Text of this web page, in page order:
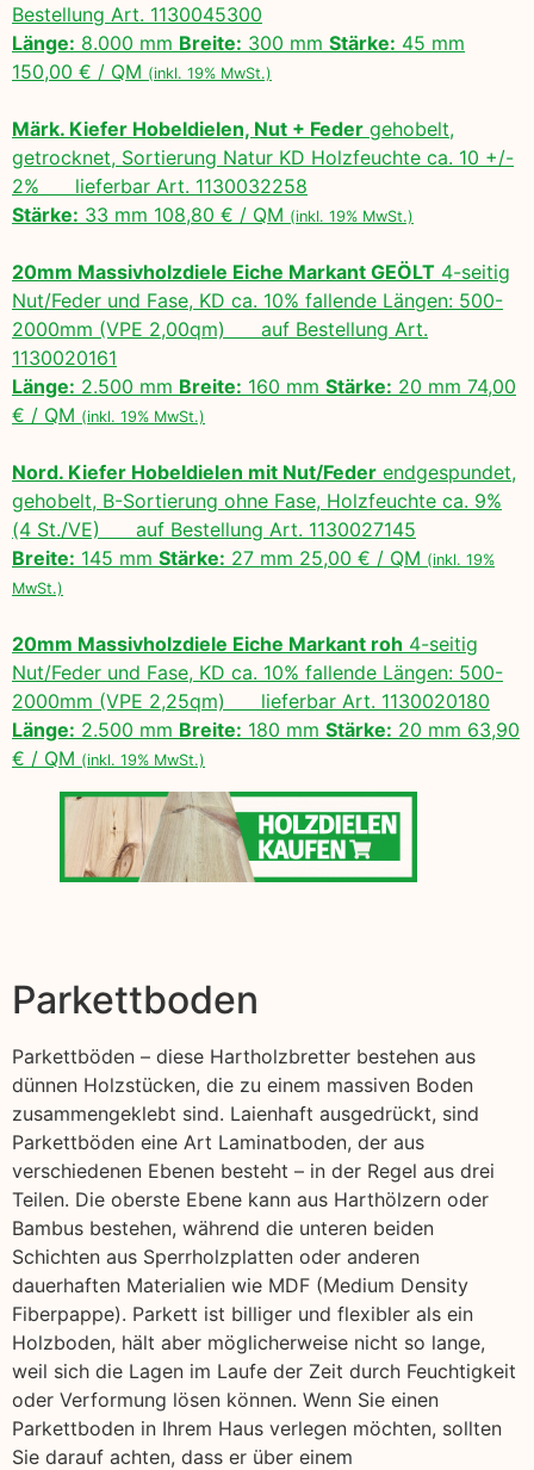
Bestellung Art. 1130045300
Länge: 8.000 mm Breite: 300 mm Stärke: 45 mm
150,00 € / QM (inkl. 19% MwSt.)
Märk. Kiefer Hobeldielen, Nut + Feder gehobelt,
getrocknet, Sortierung Natur KD Holzfeuchte ca. 10 +/-
2% lieferbar Art. 1130032258
Stärke: 33 mm 108,80 € / QM (inkl. 19% MwSt.)
20mm Massivholzdiele Eiche Markant GEÖLT 4-seitig
Nut/Feder und Fase, KD ca. 10% fallende Längen: 500-
2000mm (VPE 2,00qm) auf Bestellung Art.
1130020161
Länge: 2.500 mm Breite: 160 mm Stärke: 20 mm 74,00
€ / QM (inkl. 19% MwSt.)
Nord. Kiefer Hobeldielen mit Nut/Feder endgespundet,
gehobelt, B-Sortierung ohne Fase, Holzfeuchte ca. 9%
(4 St./VE) auf Bestellung Art. 1130027145
Breite: 145 mm Stärke: 27 mm 25,00 € / QM (inkl. 19%
MwSt.)
20mm Massivholzdiele Eiche Markant roh 4-seitig
Nut/Feder und Fase, KD ca. 10% fallende Längen: 500-
2000mm (VPE 2,25qm) lieferbar Art. 1130020180
Länge: 2.500 mm Breite: 180 mm Stärke: 20 mm 63,90
€ / QM (inkl. 19% MwSt.)
Parkettboden
Parkettböden – diese Hartholzbretter bestehen aus
dünnen Holzstücken, die zu einem massiven Boden
zusammengeklebt sind. Laienhaft ausgedrückt, sind
Parkettböden eine Art Laminatboden, der aus
verschiedenen Ebenen besteht – in der Regel aus drei
Teilen. Die oberste Ebene kann aus Harthölzern oder
Bambus bestehen, während die unteren beiden
Schichten aus Sperrholzplatten oder anderen
dauerhaften Materialien wie MDF (Medium Density
Fiberpappe). Parkett ist billiger und flexibler als ein
Holzboden, hält aber möglicherweise nicht so lange,
weil sich die Lagen im Laufe der Zeit durch Feuchtigkeit
oder Verformung lösen können. Wenn Sie einen
Parkettboden in Ihrem Haus verlegen möchten, sollten
Sie darauf achten, dass er über einem